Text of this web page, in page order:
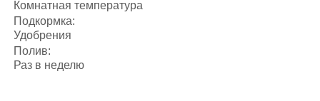
Комнатная температура
Подкормка:
Удобрения
Полив:
Раз в неделю